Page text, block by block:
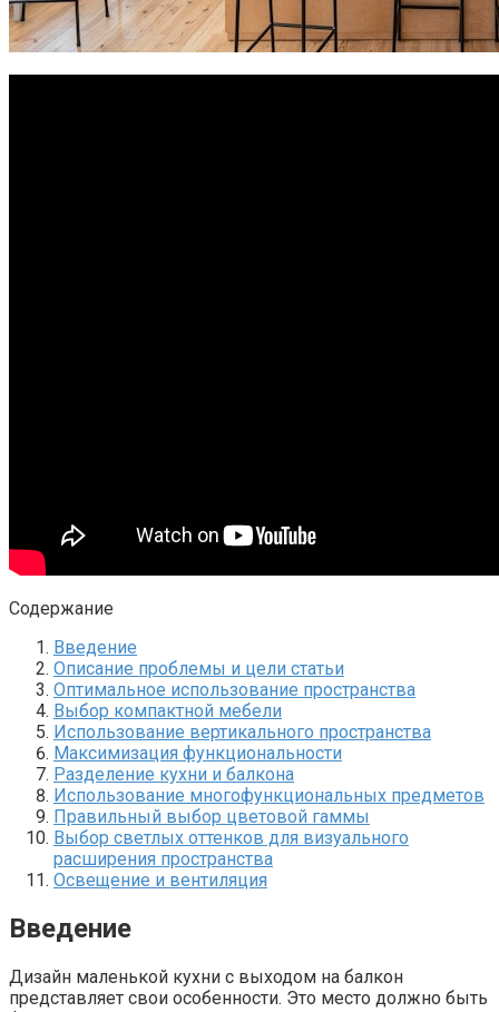
Содержание
Введение
Описание проблемы и цели статьи
Оптимальное использование пространства
Выбор компактной мебели
Использование вертикального пространства
Максимизация функциональности
Разделение кухни и балкона
Использование многофункциональных предметов
Правильный выбор цветовой гаммы
Выбор светлых оттенков для визуального
расширения пространства
Освещение и вентиляция
Введение
Дизайн маленькой кухни с выходом на балкон
представляет свои особенности.​ Это место должно быть